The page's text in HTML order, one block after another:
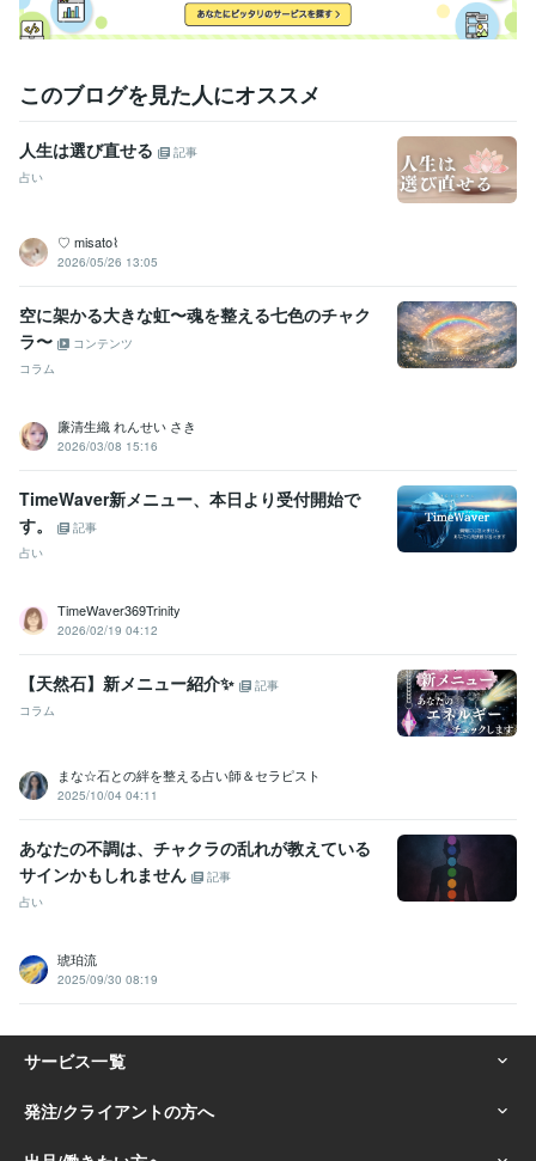
このブログを見た人にオススメ
人生は選び直せる
記事
占い
‎‪♡ ‬misato⌇
2026/05/26 13:05
空に架かる大きな虹〜魂を整える七色のチャク
ラ〜
コンテンツ
コラム
廉清生織 れんせい さき
2026/03/08 15:16
TimeWaver新メニュー、本日より受付開始で
す。
記事
占い
TimeWaver369Trinity
2026/02/19 04:12
【天然石】新メニュー紹介✨
記事
コラム
まな☆石との絆を整える占い師＆セラピスト
2025/10/04 04:11
あなたの不調は、チャクラの乱れが教えている
サインかもしれません
記事
占い
琥珀流
2025/09/30 08:19